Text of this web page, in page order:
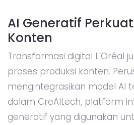
AI Generatif
Konten
Transformasi digital L'Oréal
proses produksi konten.
mengintegrasikan model AI
dalam CreAItech, platform
generatif yang digunakan